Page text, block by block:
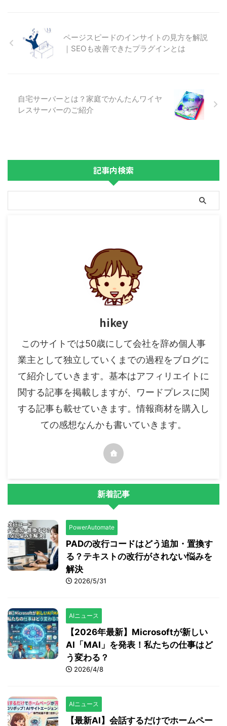
ページスピードのインサイトの見方を解説
｜SEOも改善できたプラグインとは
自宅サーバーとは？家庭でかんたんワイヤ
レスサーバーのご紹介
記事内検索
hikey
このサイトでは50歳にして会社を辞め個人事
業主として独立していくまでの過程をブログに
て紹介していきます。基本はアフィリエイトに
関する記事を掲載しますが、ワードプレスに関
する記事も載せていきます。情報商材を購入し
ての感想なんかも書いていきます。
新着記事
PowerAutomate
PADの改行コードはどう追加・置換す
る？テキストの改行がされない悩みを
解決
2026/5/31
AIニュース
【2026年最新】Microsoftが新しい
AI「MAI」を発表！私たちの仕事はど
う変わる？
2026/4/8
AIニュース
【最新AI】会話するだけでホームペー